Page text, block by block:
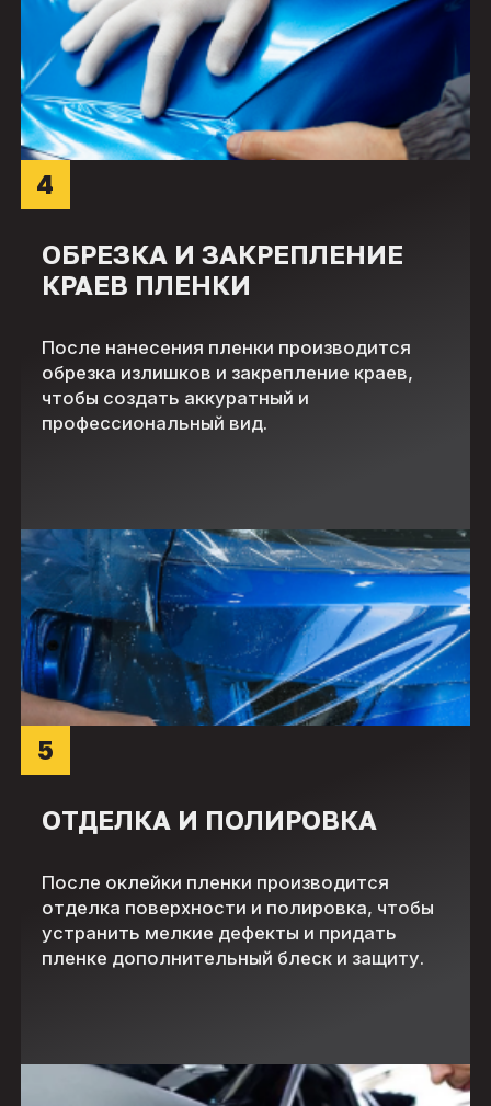
ОБРЕЗКА И ЗАКРЕПЛЕНИЕ
КРАЕВ ПЛЕНКИ
После нанесения пленки производится
обрезка излишков и закрепление краев,
чтобы создать аккуратный и
профессиональный вид.
4
ОТДЕЛКА И ПОЛИРОВКА
После оклейки пленки производится
отделка поверхности и полировка, чтобы
устранить мелкие дефекты и придать
пленке дополнительный блеск и защиту.
5